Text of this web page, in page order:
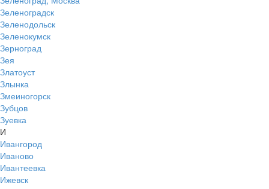
Зеленоградск
Зеленодольск
Зеленокумск
Зерноград
Зея
Златоуст
Злынка
Змеиногорск
Зубцов
Зуевка
И
Ивангород
Иваново
Ивантеевка
Ижевск